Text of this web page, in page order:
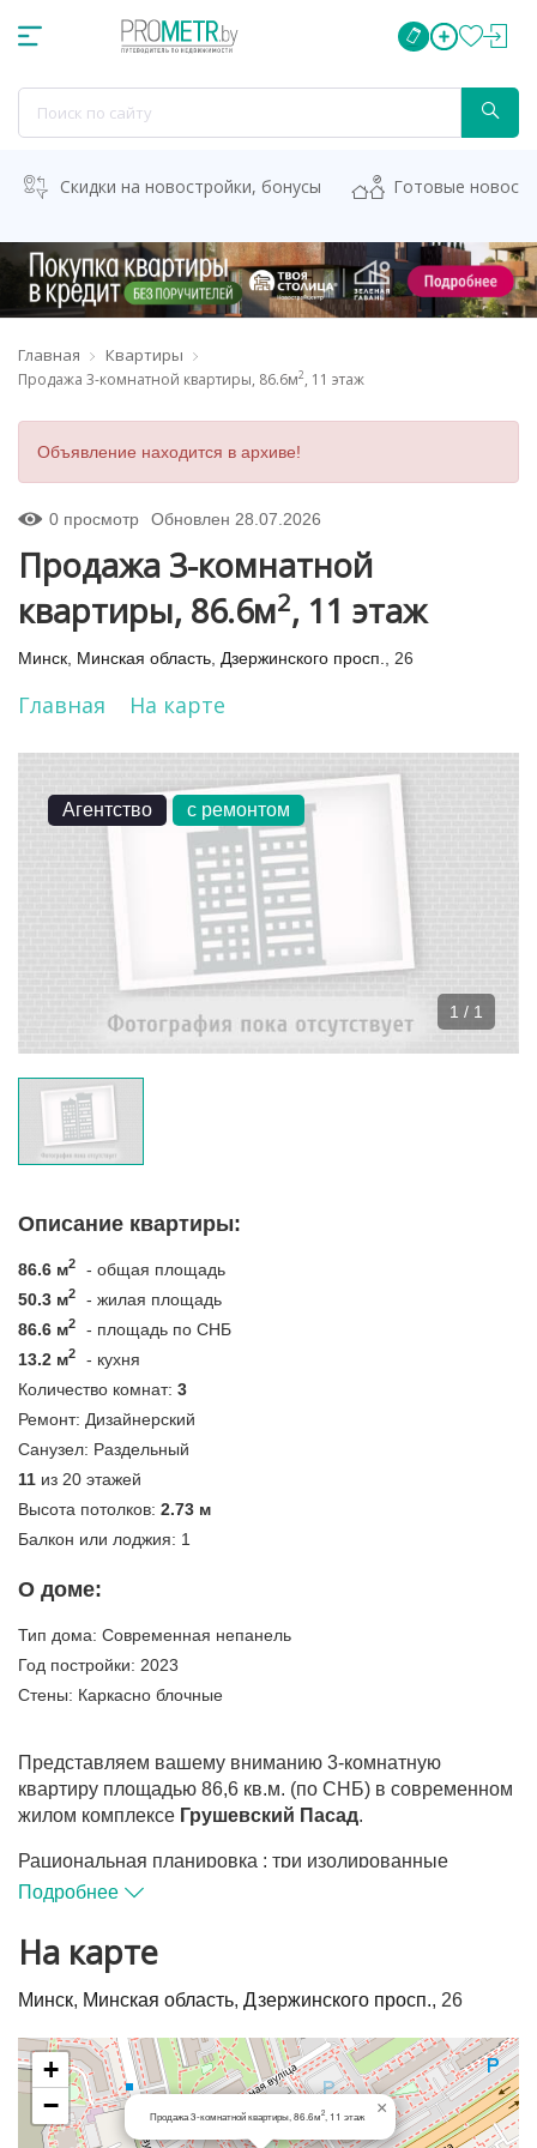
Скидки на новостройки, бонусы Готовые
Главная Квартиры
Продажа 3-комнатной квартиры, 86.6м2, 11 этаж
Объявление находится в архиве!
0 просмотр Обновлен 28.07.2026
Продажа 3-комнатной
квартиры, 86.6м2, 11 этаж
Минск Минская область Дзержинского просп. , 26
Главная На карте
1 / 1
Агентство с ремонтом
Описание квартиры:
86.6 м2
- общая площадь
50.3 м2
- жилая площадь
86.6 м2
- площадь по СНБ
13.2 м2
- кухня
Количество комнат: 3
Ремонт: Дизайнерский
Санузел: Раздельный
11 из 20 этажей
Высота потолков: 2.73 м
Балкон или лоджия: 1
О доме:
Тип дома: Современная непанель
Год постройки: 2023
Стены: Каркасно блочные
Представляем вашему вниманию 3-комнатную
квартиру площадью 86,6 кв.м. (по СНБ) в современном
жилом комплексе Грушевский Пасад.
Рациональная планировка : три изолированные
комнаты, просторная кухня. Окна выходят на две
Это идеальный вариант для тех, кто ценит комфорт,
дизайнерский ремонт. Каждый элемент интерьера
тщательно продуман. Установлены надежные
качественные окна с шумоизоляцией (REHAU).
Подробнее
На карте
Минск, Минская область, Дзержинского просп., 26
Продажа 3-комнатной квартиры, 86.6м2 , 11 этаж ×
+
−